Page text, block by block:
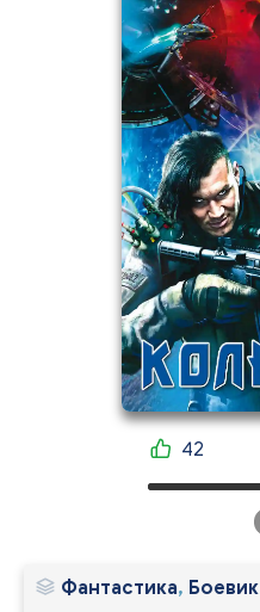
42
Фантастика, Боевик